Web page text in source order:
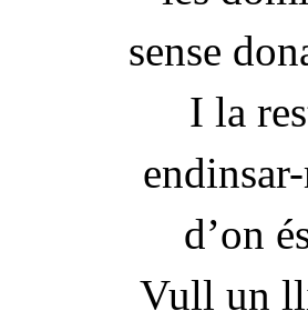
sense
I la
d’on
Vull un